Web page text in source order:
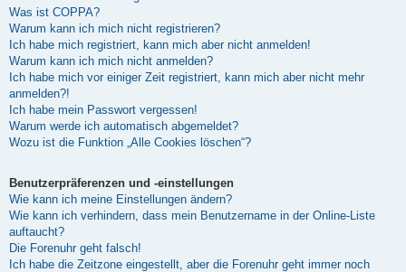
Was ist COPPA?
Warum kann ich mich nicht registrieren?
Ich habe mich registriert, kann mich aber nicht anmelden!
Warum kann ich mich nicht anmelden?
Ich habe mich vor einiger Zeit registriert, kann mich aber nicht mehr
anmelden?!
Ich habe mein Passwort vergessen!
Warum werde ich automatisch abgemeldet?
Wozu ist die Funktion „Alle Cookies löschen“?
Benutzerpräferenzen und -einstellungen
Wie kann ich meine Einstellungen ändern?
Wie kann ich verhindern, dass mein Benutzername in der Online-Liste
auftaucht?
Die Forenuhr geht falsch!
Ich habe die Zeitzone eingestellt, aber die Forenuhr geht immer noch